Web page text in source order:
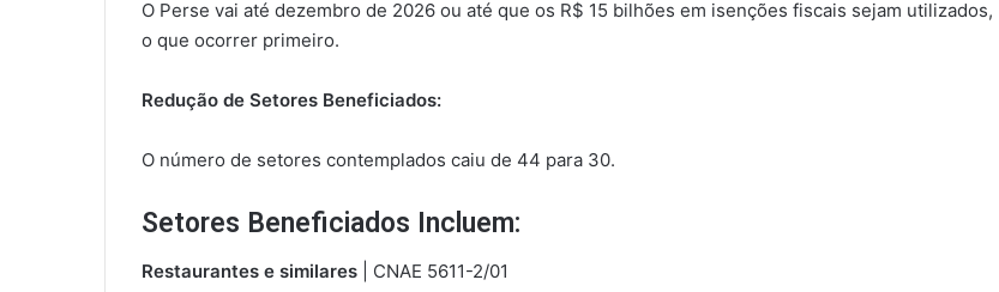
O Perse vai até dezembro de 2026 ou até que os R$ 15 bilhões em isenções fiscais sejam utilizados,
o que ocorrer primeiro.
Redução de Setores Beneficiados:
O número de setores contemplados caiu de 44 para 30.
Setores Beneficiados Incluem:
Restaurantes e similares | CNAE 5611-2/01